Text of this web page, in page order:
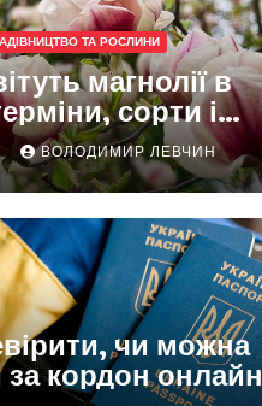
ТА РОСЛИНИ
магнолії в
сорти і
місця
ВОЛОДИМИР ЛЕВЧИН
чи можна
за кордон онлайн